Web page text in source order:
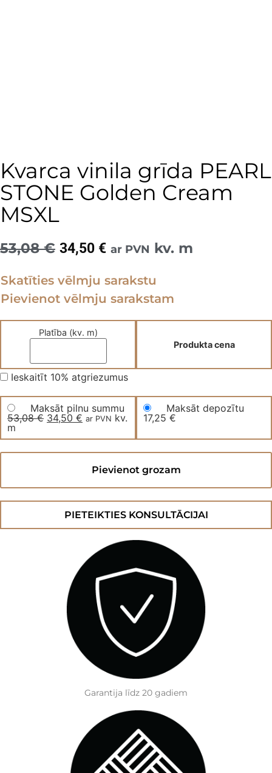
Kvarca vinila grīda PEARL
STONE Golden Cream
MSXL
53,08€ Original
was:
53,08 €.
34,50 € Current
is:
ar PVN kv. m
Skatīties vēlmju sarakstu
Pievienot vēlmju sarakstam
Platība (kv. m)
Produkta cena
Ieskaitīt 10% atgriezumus
Maksāt pilnu summu
53,08€ Original
price
was:
34,50 € Current
is:
ar PVN kv.
m
Maksāt depozītu
17,25 €
Kvarca
PEARL
Golden
Pievienot grozam
PIETEIKTIES KONSULTĀCIJAI
Garantija līdz 20 gadiem